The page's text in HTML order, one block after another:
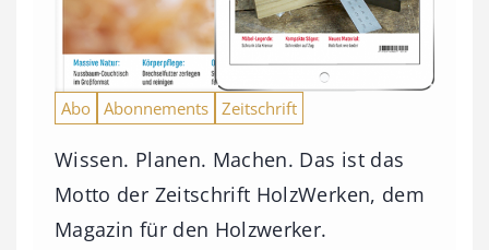
Abo Abonnements Zeitschrift
Wissen. Planen. Machen. Das ist das
Motto der Zeitschrift HolzWerken, dem
Magazin für den Holzwerker.